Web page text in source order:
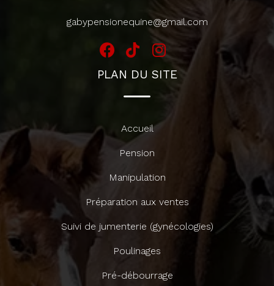
gabypensionequine@gmail.com
PLAN DU SITE
Accueil
Pension
Manipulation
Préparation aux ventes
Suivi de jumenterie (gynécologies)
Poulinages
Pré-débourrage